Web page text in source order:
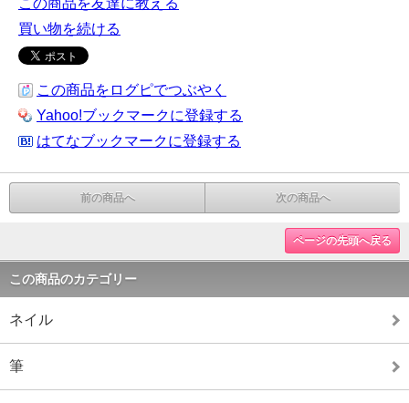
買い物を続ける
この商品をログピでつぶやく
Yahoo!ブックマークに登録する
はてなブックマークに登録する
前の商品へ 次の商品へ
ページの先頭へ戻る
この商品のカテゴリー
ネイル
筆